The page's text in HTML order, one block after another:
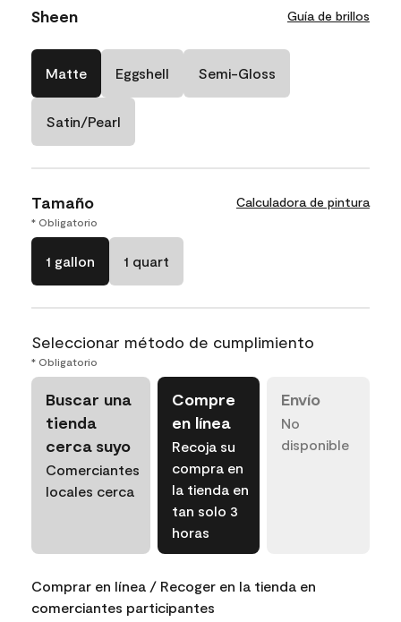
Sheen Guía de brillos
Matte Eggshell Semi-Gloss
Satin/Pearl
Tamaño Calculadora de pintura
* Obligatorio
1 gallon 1 quart
Seleccionar método de cumplimiento
* Obligatorio
Buscar una
tienda
cerca suyo
Comerciantes
locales cerca
Compre
en línea
Recoja su
compra en
la tienda en
tan solo 3
horas
Envío
No
disponible
Comprar en línea / Recoger en la tienda en
comerciantes participantes